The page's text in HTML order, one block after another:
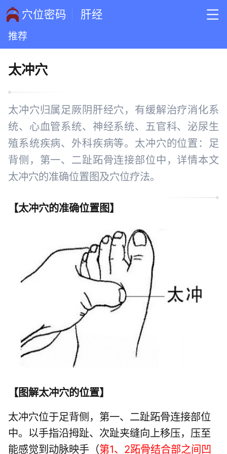
穴位密码 肝经
推荐
太冲穴
太冲穴归属足厥阴肝经穴，有缓解治疗消化系
统、心血管系统、神经系统、五官科、泌尿生
殖系统疾病、外科疾病等。太冲穴的位置：足
背侧，第一、二趾跖骨连接部位中，详情本文
太冲穴的准确位置图及穴位疗法。
【太冲穴的准确位置图】
【图解太冲穴的位置】
太冲穴位于足背侧，第一、二趾跖骨连接部位
中。以手指沿拇趾、次趾夹缝向上移压，压至
能感觉到动脉映手（第1、2跖骨结合部之间凹